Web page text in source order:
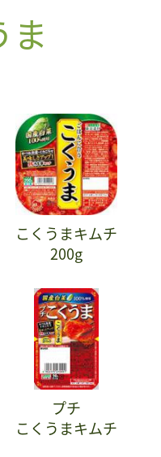
ま
こくうまキムチ
200g
プチ
こくうまキムチ